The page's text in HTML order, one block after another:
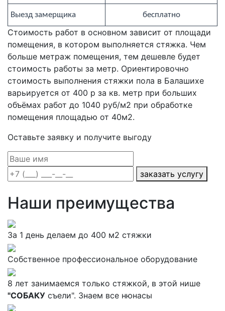
Выезд замерщика бесплатно
Стоимость работ в основном зависит от площади
помещения, в котором выполняется стяжка. Чем
больше метраж помещения, тем дешевле будет
стоимость работы за метр. Ориентировочно
стоимость выполнения стяжки пола в Балашихе
варьируется от 400 р за кв. метр при больших
объёмах работ до 1040 руб/м2 при обработке
помещения площадью от 40м2.
Оставьте заявку и получите выгоду
заказать услугу
Наши преимущества
За 1 день делаем до 400 м2 стяжки
Собственное профессиональное оборудование
8 лет занимаемся только стяжкой, в этой нише
"СОБАКУ съели". Знаем все нюнасы